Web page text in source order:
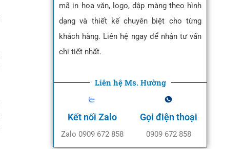
mã in hoa văn, logo, dập màng theo hình
dạng và thiết kế chuyên biệt cho từng
khách hàng. Liên hệ ngay để nhận tư vấn
chi tiết nhất.
Liên hệ Ms. Hường
Kết nối Zalo
Zalo 0909 672 858
Gọi điện thoại
0909 672 858